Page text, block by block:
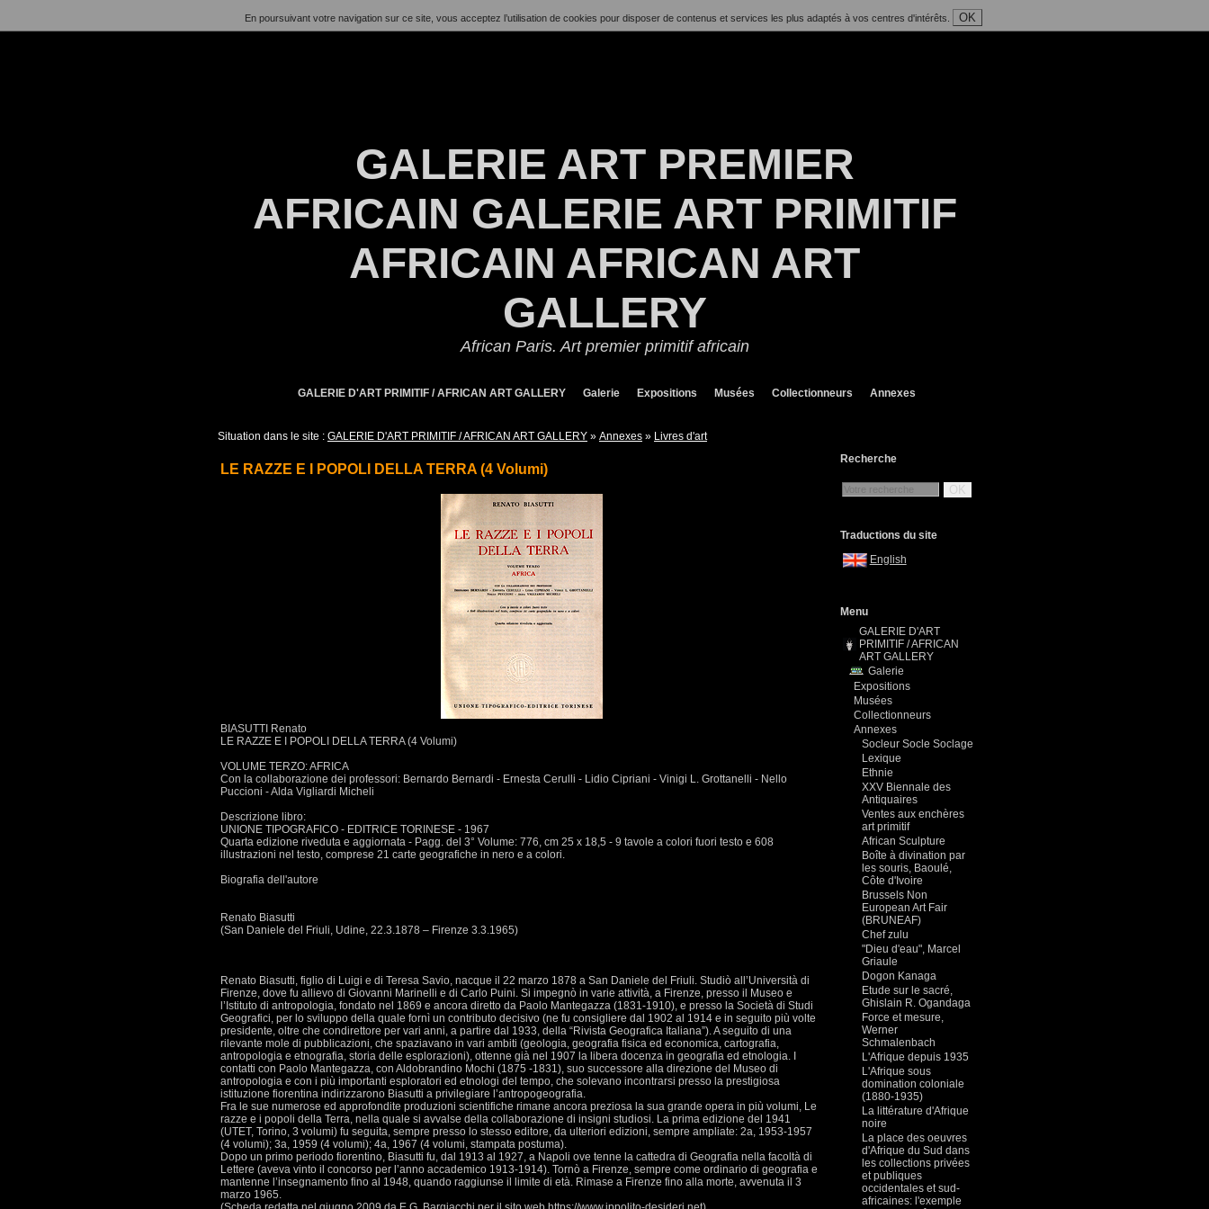
En poursuivant votre navigation sur ce site, vous acceptez l’utilisation de cookies pour disposer de contenus et services les plus adaptés à vos centres d'intérêts. OK
GALERIE ART PREMIER
AFRICAIN GALERIE ART PRIMITIF
AFRICAIN AFRICAN ART
GALLERY
African Paris. Art premier primitif africain
GALERIE D'ART PRIMITIF / AFRICAN ART GALLERY Galerie Expositions Musées Collectionneurs Annexes
Situation dans le site : GALERIE D'ART PRIMITIF / AFRICAN ART GALLERY » Annexes » Livres d'art
LE RAZZE E I POPOLI DELLA TERRA (4 Volumi)
BIASUTTI Renato
LE RAZZE E I POPOLI DELLA TERRA (4 Volumi)
VOLUME TERZO: AFRICA
Con la collaborazione dei professori: Bernardo Bernardi - Ernesta Cerulli - Lidio Cipriani - Vinigi L. Grottanelli - Nello
Puccioni - Alda Vigliardi Micheli
Descrizione libro:
UNIONE TIPOGRAFICO - EDITRICE TORINESE - 1967
Quarta edizione riveduta e aggiornata - Pagg. del 3° Volume: 776, cm 25 x 18,5 - 9 tavole a colori fuori testo e 608
illustrazioni nel testo, comprese 21 carte geografiche in nero e a colori.
Biografia dell'autore
Renato Biasutti
(San Daniele del Friuli, Udine, 22.3.1878 – Firenze 3.3.1965)
Renato Biasutti, figlio di Luigi e di Teresa Savio, nacque il 22 marzo 1878 a San Daniele del Friuli. Studiò all’Università di
Firenze, dove fu allievo di Giovanni Marinelli e di Carlo Puini. Si impegnò in varie attività, a Firenze, presso il Museo e
l’Istituto di antropologia, fondato nel 1869 e ancora diretto da Paolo Mantegazza (1831-1910), e presso la Società di Studi
Geografici, per lo sviluppo della quale fornì un contributo decisivo (ne fu consigliere dal 1902 al 1914 e in seguito più volte
presidente, oltre che condirettore per vari anni, a partire dal 1933, della “Rivista Geografica Italiana”). A seguito di una
rilevante mole di pubblicazioni, che spaziavano in vari ambiti (geologia, geografia fisica ed economica, cartografia,
antropologia e etnografia, storia delle esplorazioni), ottenne già nel 1907 la libera docenza in geografia ed etnologia. I
contatti con Paolo Mantegazza, con Aldobrandino Mochi (1875 -1831), suo successore alla direzione del Museo di
antropologia e con i più importanti esploratori ed etnologi del tempo, che solevano incontrarsi presso la prestigiosa
istituzione fiorentina indirizzarono Biasutti a privilegiare l’antropogeografia.
Fra le sue numerose ed approfondite produzioni scientifiche rimane ancora preziosa la sua grande opera in più volumi, Le
razze e i popoli della Terra, nella quale si avvalse della collaborazione di insigni studiosi. La prima edizione del 1941
(UTET, Torino, 3 volumi) fu seguita, sempre presso lo stesso editore, da ulteriori edizioni, sempre ampliate: 2a, 1953-1957
(4 volumi); 3a, 1959 (4 volumi); 4a, 1967 (4 volumi, stampata postuma).
Dopo un primo periodo fiorentino, Biasutti fu, dal 1913 al 1927, a Napoli ove tenne la cattedra di Geografia nella facoltà di
Lettere (aveva vinto il concorso per l’anno accademico 1913-1914). Tornò a Firenze, sempre come ordinario di geografia e
mantenne l’insegnamento fino al 1948, quando raggiunse il limite di età. Rimase a Firenze fino alla morte, avvenuta il 3
marzo 1965.
Recherche
OK
Traductions du site
English
Menu
GALERIE D'ART
PRIMITIF / AFRICAN
ART GALLERY
Galerie
Expositions
Musées
Collectionneurs
Annexes
Socleur Socle Soclage
Lexique
Ethnie
XXV Biennale des
Antiquaires
Ventes aux enchères
art primitif
African Sculpture
Boîte à divination par
les souris, Baoulé,
Côte d'Ivoire
Brussels Non
European Art Fair
(BRUNEAF)
Chef zulu
"Dieu d'eau", Marcel
Griaule
Dogon Kanaga
Etude sur le sacré,
Ghislain R. Ogandaga
Force et mesure,
Werner
Schmalenbach
L'Afrique depuis 1935
L'Afrique sous
domination coloniale
(1880-1935)
La littérature d'Afrique
noire
La place des oeuvres
d'Afrique du Sud dans
les collections privées
et publiques
occidentales et sud-
africaines: l'exemple